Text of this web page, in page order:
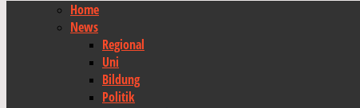
Home
News
Regional
Uni
Bildung
Politik